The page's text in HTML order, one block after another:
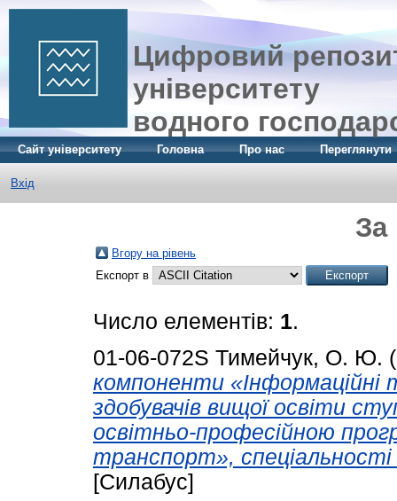
Цифровий
університету
водного
Сайт університету Головна Про нас Переглянути
Вхід
Вгору на рівень
Експорт в
Число елементів: 1.
01-06-072S Тимейчук, О. Ю.
компоненти «Інформаційні
здобувачів вищої освіти
освітньо-професійною
транспорт»,
[Силабус]